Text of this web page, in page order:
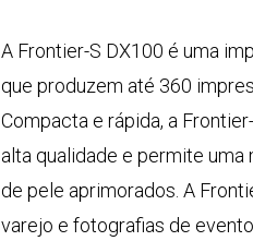
A Frontier-S DX100 é uma
que produzem até 360
Compacta e rápida, a
alta qualidade e permite
de pele aprimorados. A
varejo e fotografias de